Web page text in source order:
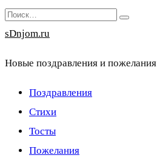
Перейти
к
Search
for:
sDnjom.ru
Новые поздравления и пожелания
Поздравления
Стихи
Тосты
Пожелания